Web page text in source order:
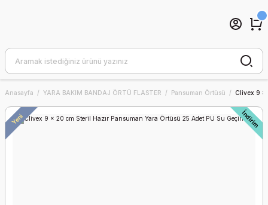
Anasayfa YARA BAKIM BANDAJ ÖRTÜ FLASTER Pansuman Örtüsü Clivex 9 x
Yeni İndirim